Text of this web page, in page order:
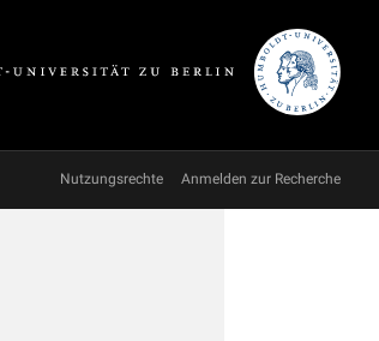
Nutzungsrechte Anmelden zur Recherche